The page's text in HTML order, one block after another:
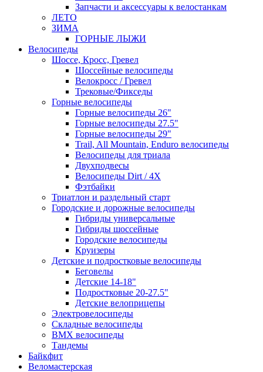
Запчасти и аксессуары к велостанкам
ЛЕТО
ЗИМА
ГОРНЫЕ ЛЫЖИ
Велосипеды
Шоссе, Кросс, Гревел
Шоссейные велосипеды
Велокросс / Гревел
Трековые/Фикседы
Горные велосипеды
Горные велосипеды 26"
Горные велосипеды 27.5"
Горные велосипеды 29"
Trail, All Mountain, Enduro велосипеды
Велосипеды для триала
Двухподвесы
Велосипеды Dirt / 4X
Фэтбайки
Триатлон и раздельный старт
Городские и дорожные велосипеды
Гибриды универсальные
Гибриды шоссейные
Городские велосипеды
Круизеры
Детские и подростковые велосипеды
Беговелы
Детские 14-18"
Подростковые 20-27.5"
Детские велоприцепы
Электровелосипеды
Складные велосипеды
BMX велосипеды
Тандемы
Байкфит
Веломастерская